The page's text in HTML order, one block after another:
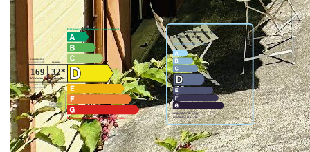
Montant estimé des dépenses annuelles d'énergie pour un